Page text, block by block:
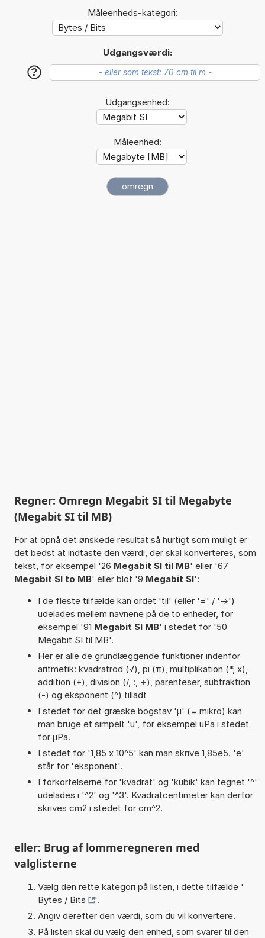
Måleenheds-kategori:
Udgangsværdi:
?
Udgangsenhed:
Måleenhed:
Regner: Omregn Megabit SI til Megabyte
(Megabit SI til MB)
For at opnå det ønskede resultat så hurtigt som muligt er
det bedst at indtaste den værdi, der skal konverteres, som
tekst, for eksempel '26 Megabit SI til MB' eller '67
Megabit SI to MB' eller blot '9 Megabit SI':
I de fleste tilfælde kan ordet 'til' (eller '=' / '->')
udelades mellem navnene på de to enheder, for
eksempel '91 Megabit SI MB' i stedet for '50
Megabit SI til MB'.
Her er alle de grundlæggende funktioner indenfor
aritmetik: kvadratrod (√), pi (π), multiplikation (*, x),
addition (+), division (/, :, ÷), parenteser, subtraktion
(-) og eksponent (^) tilladt
I stedet for det græske bogstav 'µ' (= mikro) kan
man bruge et simpelt 'u', for eksempel uPa i stedet
for µPa.
I stedet for '1,85 x 10^5' kan man skrive 1,85e5. 'e'
står for 'eksponent'.
I forkortelserne for 'kvadrat' og 'kubik' kan tegnet '^'
udelades i '^2' og '^3'. Kvadratcentimeter kan derfor
skrives cm2 i stedet for cm^2.
eller: Brug af lommeregneren med
valglisterne
Vælg den rette kategori på listen, i dette tilfælde '
Bytes / Bits
'.
Angiv derefter den værdi, som du vil konvertere.
På listen skal du vælg den enhed, som svarer til den